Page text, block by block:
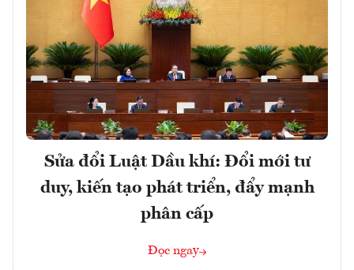
Sửa đổi Luật Dầu khí: Đổi mới tư
duy, kiến tạo phát triển, đẩy mạnh
phân cấp
Đọc ngay